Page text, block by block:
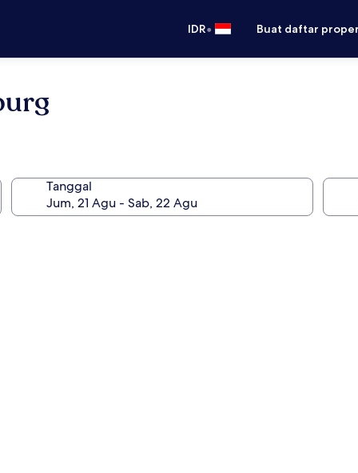
IDR• Buat daftar
Tanggal